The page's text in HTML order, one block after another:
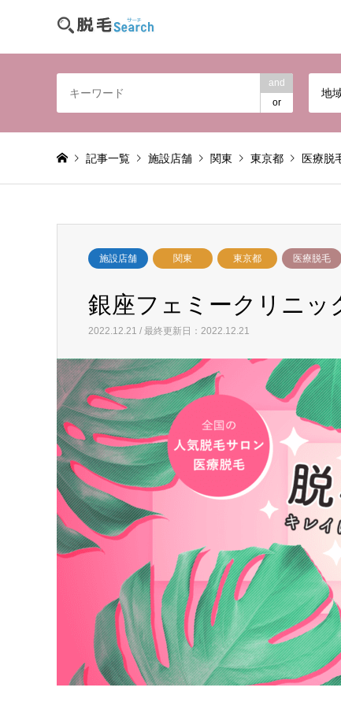
and
or
地
記事一覧 施設店舗 関東 東京都 医療脱
施設店舗 関東 東京都 医療脱毛
銀座フェミークリニッ
2022.12.21 / 最終更新日：2022.12.21